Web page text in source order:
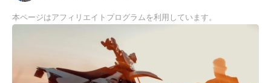
本ページはアフィリエイトプログラムを利用しています。